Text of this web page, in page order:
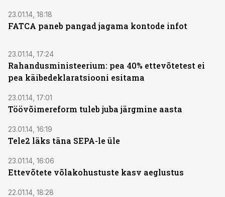
23.01.14, 18:18
FATCA paneb pangad jagama kontode infot
23.01.14, 17:24
Rahandusministeerium: pea 40% ettevõtetest ei
pea käibedeklaratsiooni esitama
23.01.14, 17:01
Töövõimereform tuleb juba järgmine aasta
23.01.14, 16:19
Tele2 läks täna SEPA-le üle
23.01.14, 16:06
Ettevõtete võlakohustuste kasv aeglustus
22.01.14, 18:28